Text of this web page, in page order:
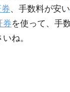
、手数料が安い
券を使って、手
ね。